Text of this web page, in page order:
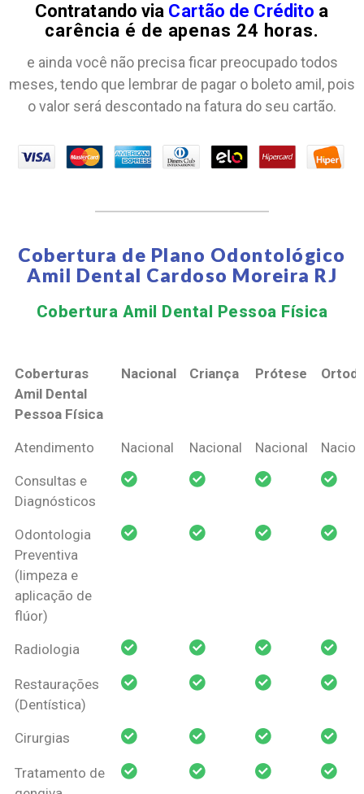
Contratando via Cartão de Crédito a
carência é de apenas 24 horas.
e ainda você não precisa ficar preocupado todos
meses, tendo que lembrar de pagar o boleto amil, pois
o valor será descontado na fatura do seu cartão.
Cobertura de Plano Odontológico
Amil Dental Cardoso Moreira RJ
Cobertura Amil Dental Pessoa Física​
Coberturas
Amil Dental
Pessoa Física
Nacional Criança Prótese
Coberturas
Pessoa Física
Nacional Criança Prótese
Atendimento Nacional Nacional Nacional
Consultas e
Diagnósticos
Odontologia
Preventiva
(limpeza e
aplicação de
flúor)
Radiologia
Restaurações
(Dentística)
Cirurgias
Tratamento de